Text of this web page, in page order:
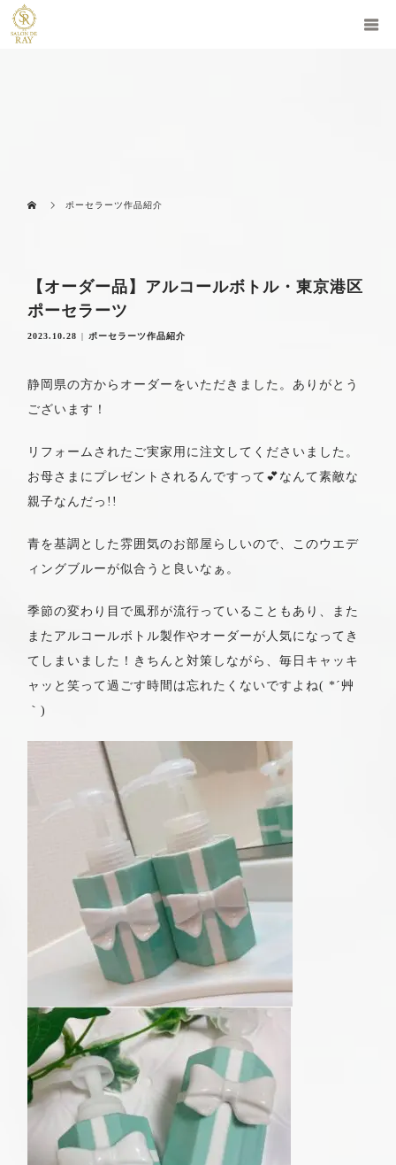
ポーセラーツ作品紹介
【オーダー品】アルコールボトル・東京港区
ポーセラーツ
2023.10.28 ポーセラーツ作品紹介
静岡県の方からオーダーをいただきました。ありがとう
ございます！
リフォームされたご実家用に注文してくださいました。
お母さまにプレゼントされるんですって💕なんて素敵な
親子なんだっ!!
青を基調とした雰囲気のお部屋らしいので、このウエデ
ィングブルーが似合うと良いなぁ。
季節の変わり目で風邪が流行っていることもあり、また
またアルコールボトル製作やオーダーが人気になってき
てしまいました！きちんと対策しながら、毎日キャッキ
ャッと笑って過ごす時間は忘れたくないですよね( *´艸
｀)